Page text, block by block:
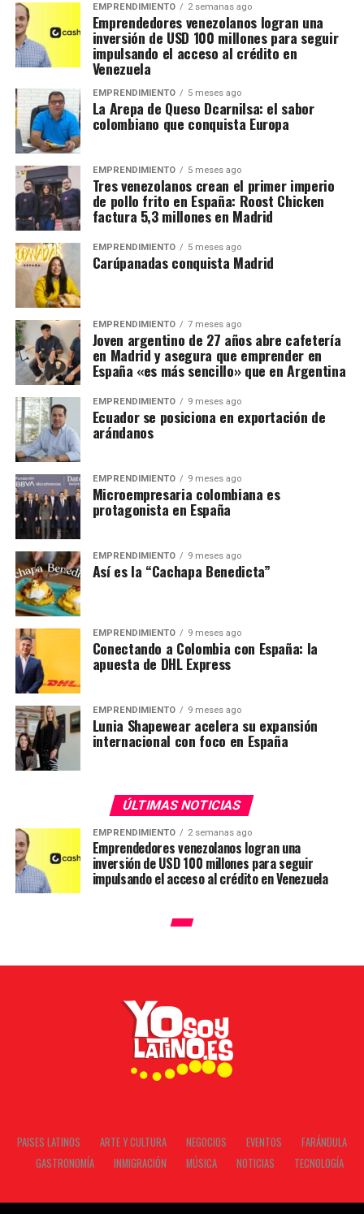
EMPRENDIMIENTO 2 semanas ago
Emprendedores venezolanos logran una
inversión de USD 100 millones para seguir
impulsando el acceso al crédito en
Venezuela
EMPRENDIMIENTO 5 meses ago
La Arepa de Queso Dcarnilsa: el sabor
colombiano que conquista Europa
EMPRENDIMIENTO 5 meses ago
Tres venezolanos crean el primer imperio
de pollo frito en España: Roost Chicken
factura 5,3 millones en Madrid
EMPRENDIMIENTO 5 meses ago
Carúpanadas conquista Madrid
EMPRENDIMIENTO 7 meses ago
Joven argentino de 27 años abre cafetería
en Madrid y asegura que emprender en
España «es más sencillo» que en Argentina
EMPRENDIMIENTO 9 meses ago
Ecuador se posiciona en exportación de
arándanos
EMPRENDIMIENTO 9 meses ago
Microempresaria colombiana es
protagonista en España
EMPRENDIMIENTO 9 meses ago
Así es la “Cachapa Benedicta”
EMPRENDIMIENTO 9 meses ago
Conectando a Colombia con España: la
apuesta de DHL Express
EMPRENDIMIENTO 9 meses ago
Lunia Shapewear acelera su expansión
internacional con foco en España
ÚLTIMAS NOTICIAS
EMPRENDIMIENTO 2 semanas ago
Emprendedores venezolanos logran una
inversión de USD 100 millones para seguir
impulsando el acceso al crédito en Venezuela
PAISES LATINOS ARTE Y CULTURA NEGOCIOS EVENTOS
FARÁNDULA
GASTRONOMÍA
INMIGRACIÓN MÚSICA NOTICIAS TECNOLOGÍA